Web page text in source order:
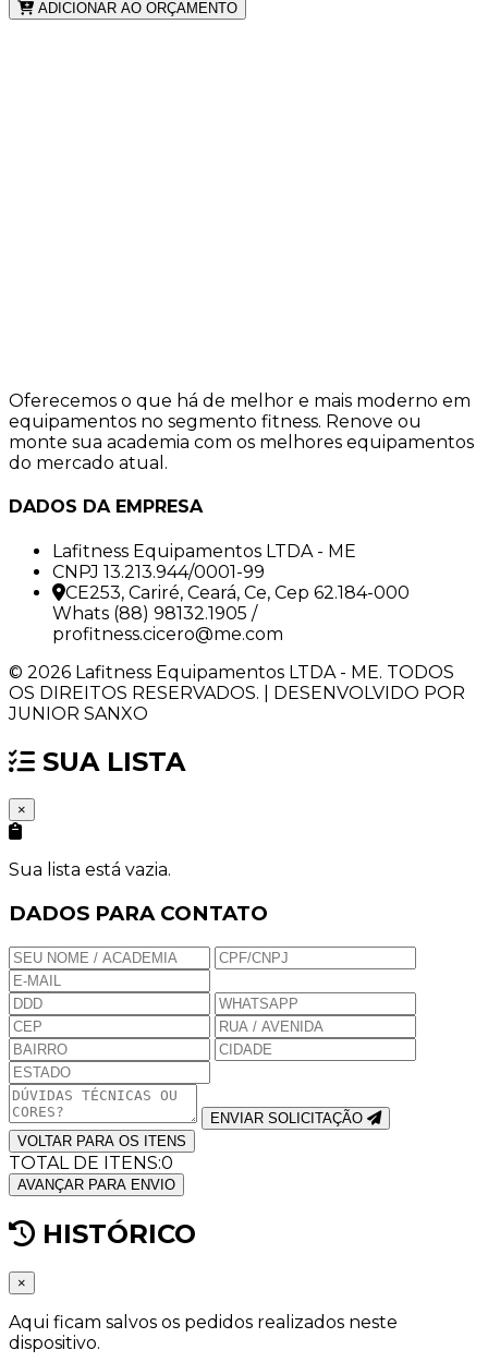
ADICIONAR AO ORÇAMENTO
Oferecemos o que há de melhor e mais moderno em
equipamentos no segmento fitness. Renove ou
monte sua academia com os melhores equipamentos
do mercado atual.
DADOS DA EMPRESA
Lafitness Equipamentos LTDA - ME
CNPJ 13.213.944/0001-99
CE253, Cariré, Ceará, Ce, Cep 62.184-000
Whats (88) 98132.1905 /
profitness.cicero@me.com
© 2026 Lafitness Equipamentos LTDA - ME. TODOS
OS DIREITOS RESERVADOS. | DESENVOLVIDO POR
JUNIOR SANXO
SUA LISTA
×
Sua lista está vazia.
DADOS PARA CONTATO
ENVIAR SOLICITAÇÃO
VOLTAR PARA OS ITENS
TOTAL DE ITENS:0
AVANÇAR PARA ENVIO
HISTÓRICO
×
Aqui ficam salvos os pedidos realizados neste
dispositivo.